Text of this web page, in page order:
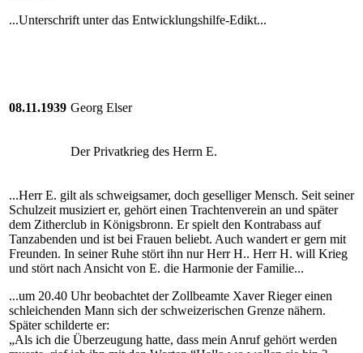
...Unterschrift unter das Entwicklungshilfe-Edikt...
08.11.1939 Georg Elser
Der Privatkrieg des Herrn E.
...Herr E. gilt als schweigsamer, doch geselliger Mensch. Seit seiner
Schulzeit musiziert er, gehört einen Trachtenverein an und später
dem Zitherclub in Königsbronn. Er spielt den Kontrabass auf
Tanzabenden und ist bei Frauen beliebt. Auch wandert er gern mit
Freunden. In seiner Ruhe stört ihn nur Herr H.. Herr H. will Krieg
und stört nach Ansicht von E. die Harmonie der Familie...
...um 20.40 Uhr beobachtet der Zollbeamte Xaver Rieger einen
schleichenden Mann sich der schweizerischen Grenze nähern.
Später schilderte er:
„Als ich die Überzeugung hatte, dass mein Anruf gehört werden